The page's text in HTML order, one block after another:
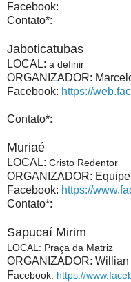
Facebook:
Contato*:
Jaboticatubas
LOCAL: a definir
ORGANIZADOR:
Facebook: https://
Contato*:
Muriaé
LOCAL: Cristo Redentor
ORGANIZADOR:
Facebook: https://
Contato*:
Sapucaí Mirim
LOCAL: Praça da Matriz
ORGANIZADOR: Willian
Facebook: https://